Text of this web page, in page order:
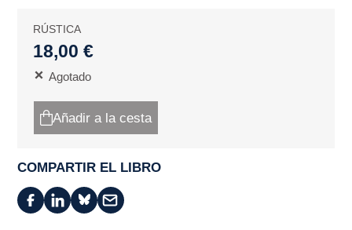
RÚSTICA
18,00 €
Agotado
Añadir a la cesta
COMPARTIR EL LIBRO